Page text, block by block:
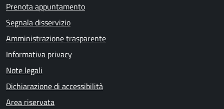
Prenota appuntamento
Segnala disservizio
Amministrazione trasparente
Informativa privacy
Note legali
Dichiarazione di accessibilità
Area riservata